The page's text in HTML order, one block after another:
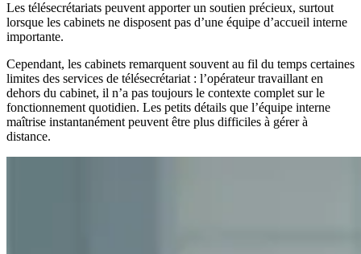
Les télésecrétariats peuvent apporter un soutien précieux, surtout
lorsque les cabinets ne disposent pas d’une équipe d’accueil interne
importante.
Cependant, les cabinets remarquent souvent au fil du temps certaines
limites des services de télésecrétariat : l’opérateur travaillant en
dehors du cabinet, il n’a pas toujours le contexte complet sur le
fonctionnement quotidien. Les petits détails que l’équipe interne
maîtrise instantanément peuvent être plus difficiles à gérer à
distance.